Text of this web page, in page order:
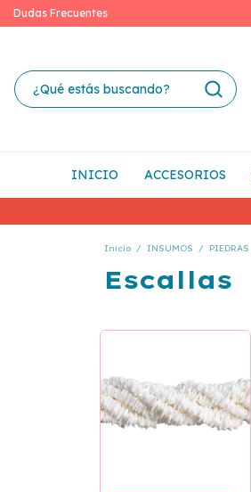
Dudas Frecuentes
INICIO ACCESORIOS
Inicio / INSUMOS / PIEDRAS
Escallas